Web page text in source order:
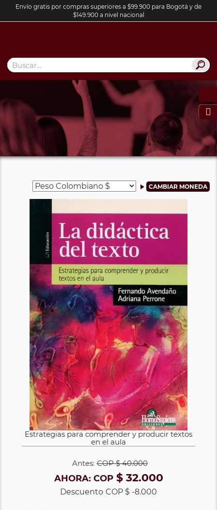
Envío gratis por compras superiores a $99.900 para Bogotá y de
$149.900 a nivel nacional

Estrategias para comprender y producir textos
en el aula
Antes: COP$ 40.000
AHORA: COP$ 32.000
Descuento COP $ -8.000